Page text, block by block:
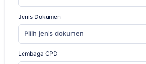
Jenis Dokumen
Pilih jenis dokumen
Lembaga OPD